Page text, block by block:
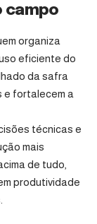
campo
organiza
eficiente do
da safra
e fortalecem a
técnicas e
mais
de tudo,
produtividade